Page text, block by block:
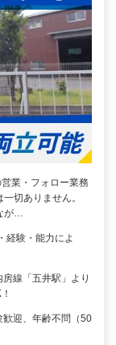
業・フォロー業務
切ありません。
が…
経験・能力によ
線「五井駅」より
迎、年齢不問（50